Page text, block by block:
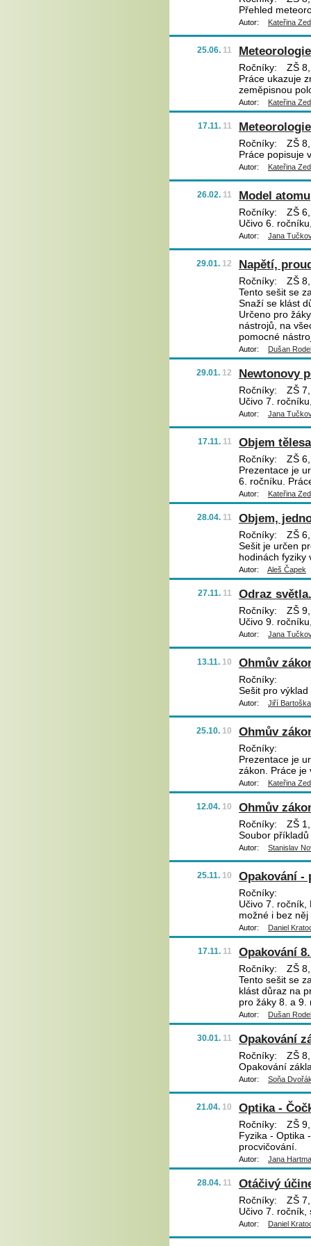
Přehled
Autor: Kateřina
25.06. 11
Ročníky:
ZŠ 8,
Práce ukazuje
zeměpisnou
Autor: Kateřina
17.11. 11
Ročníky:
ZŠ 8,
Práce popisuje
Autor: Kateřina
26.02. 11 Model atomu
Ročníky:
ZŠ 6,
Učivo 6.
Autor: Jana
29.01. 12 Napětí,
Ročníky:
ZŠ 8,
Tento sešit se
Snaží se klást
Určeno pro
nástrojů, na
pomocné
Autor: Dušan
29.01. 12 Newtonovy
Ročníky:
ZŠ 7,
Učivo 7.
Autor: Jana
17.11. 11 Objem tělesa
Ročníky:
ZŠ 6,
Prezentace je
6. ročníku.
Autor: Kateřina
28.04. 11 Objem,
Ročníky:
ZŠ 6,
Sešit je určen
hodinách fyziky
Autor: Aleš Čapek
27.11. 11 Odraz
Ročníky:
ZŠ 9,
Učivo 9.
Autor: Jana
13.11. 10 Ohmův
Ročníky:
Sešit pro
Autor: Jiří Bartoška
25.10. 10 Ohmův
Ročníky:
Prezentace je
zákon. Práce je
Autor: Kateřina
12.04. 10 Ohmův
Ročníky:
ZŠ
Soubor
Autor: Stanislav
25.11. 10 Opakování -
Ročníky:
Učivo 7. ročník,
možné i bez
Autor: Daniel
17.11. 11 Opakování
Ročníky:
ZŠ
Tento sešit se
klást důraz na
pro žáky 8. a 9.
Autor: Dušan
30.01. 11 Opakování
Ročníky:
ZŠ
Opakování
Autor: Soňa
21.04. 10 Optika -
Ročníky:
ZŠ 9,
Fyzika - Optika
procvičování.
Autor: Jana
28.04. 11 Otáčivý
Ročníky:
ZŠ 7,
Učivo 7. ročník,
Autor: Daniel